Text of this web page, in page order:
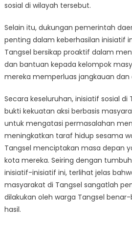
sosial di wilayah tersebut.
Selain itu, dukungan pemerintah
penting dalam keberhasilan inisiatif
Tangsel bersikap proaktif dalam
dan bantuan kepada kelompok
mereka memperluas jangkauan dan
Secara keseluruhan, inisiatif sosial di
bukti kekuatan aksi berbasis
untuk mengatasi permasalahan
meningkatkan taraf hidup sesama
Tangsel menciptakan masa depan
kota mereka. Seiring dengan
inisiatif-inisiatif ini, terlihat jelas
masyarakat di Tangsel sangatlah
dilakukan oleh warga Tangsel
hasil.